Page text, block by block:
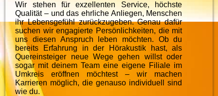
Wir stehen für exzellenten Service, höchste
Qualität – und das ehrliche Anliegen, Menschen
ihr Lebensgefühl zurückzugeben. Genau dafür
suchen wir engagierte Persönlichkeiten, die mit
uns diesen Anspruch leben möchten. Ob du
bereits Erfahrung in der Hörakustik hast, als
Quereinsteiger neue Wege gehen willst oder
sogar mit deinem Team eine eigene Filiale im
Umkreis eröffnen möchtest – wir machen
Karrieren möglich, die genauso individuell sind
wie du.